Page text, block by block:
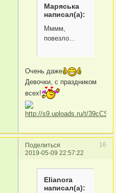
Маряська
написал(а):
Мммм,
повезло...
Очень даже
Девочки, с праздником
всех!
Поделиться
16
2019-05-09 22:57:22
Elianora
написал(а):